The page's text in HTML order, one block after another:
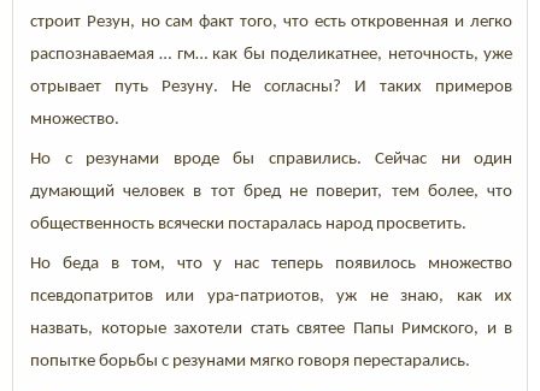
строит Резун, но сам факт того, что есть откровенная и легко
распознаваемая … гм… как бы поделикатнее, неточность, уже
отрывает путь Резуну. Не согласны? И таких примеров
множество.
Но с резунами вроде бы справились. Сейчас ни один
думающий человек в тот бред не поверит, тем более, что
общественность всячески постаралась народ просветить.
Но беда в том, что у нас теперь появилось множество
псевдопатритов или ура-патриотов, уж не знаю, как их
назвать, которые захотели стать святее Папы Римского, и в
попытке борьбы с резунами мягко говоря перестарались.